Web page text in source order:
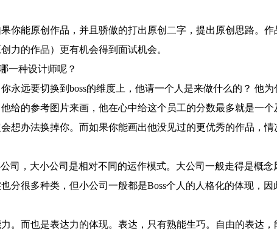
能原创作品，并且骄傲的打出原创二字，提出原创思路。作
力的作品）更有机会得到面试机会。
一种设计师呢？
远要切换到boss的维度上，他请一个人是来做什么的？ 他为
的参考图片来画，他在心中给这个员工的分数最多就是一个
想办法换掉你。而如果你能画出他没见过的更优秀的作品，情
，大小公司是相对不同的运作模式。大公司一般走得是概念
分很多种类，但小公司一般都是Boss个人的人格化的体现，因
而也是表达力的体现。表达，只有熟能生巧。自由的表达，